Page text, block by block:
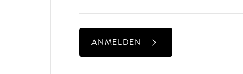
ANMELDEN